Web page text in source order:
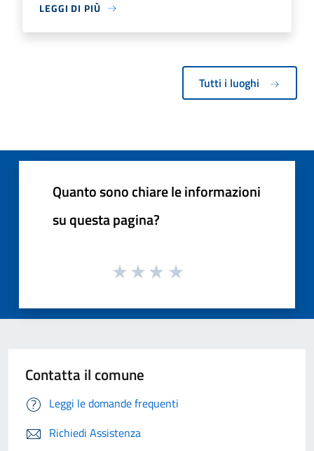
LEGGI DI PIÙ
Tutti i luoghi
Quanto sono chiare le informazioni
su questa pagina?
Contatta il comune
Leggi le domande frequenti
Richiedi Assistenza